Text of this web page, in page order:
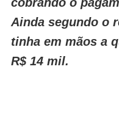
Ainda segundo o
tinha em mãos a
R$ 14 mil.